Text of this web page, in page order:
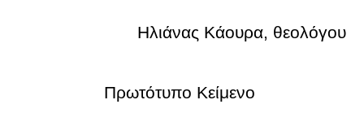
Ηλιάνας Κάουρα, θεολόγου
Πρωτότυπο Κείμενο